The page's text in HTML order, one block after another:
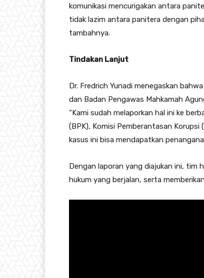
komunikasi mencurigakan antara
tidak lazim antara panitera dengan
tambahnya.
Tindakan Lanjut
Dr. Fredrich Yunadi menegaskan
dan Badan Pengawas Mahkamah
“Kami sudah melaporkan hal ini ke
(BPK), Komisi Pemberantasan Korupsi
kasus ini bisa mendapatkan
Dengan laporan yang diajukan ini, tim
hukum yang berjalan, serta